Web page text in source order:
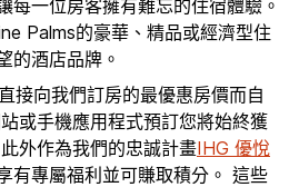
每一位房客擁有難忘的住宿體驗。
Palms的豪華、精品或經濟型住
的酒店品牌。
接向我們訂房的最優惠房價而自
或手機應用程式預訂您將始終獲
外作為我們的忠誠計畫IHG 優悅
有專屬福利並可賺取積分。 這些